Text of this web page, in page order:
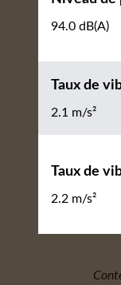
94.0 dB(A)
Taux de
2.1 m/s²
Taux de
2.2 m/s²